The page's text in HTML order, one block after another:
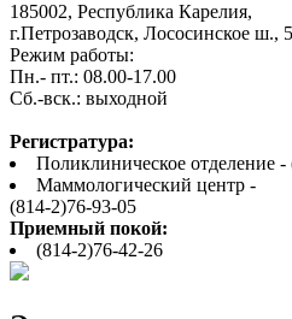
185002, Республика Карелия,
г.Петрозаводск, Лососинское ш., 5
Режим работы:
Пн.- пт.: 08.00-17.00
Cб.-вск.: выходной
Регистратура:
Поликлиническое отделение
Маммологический центр -
(814-2)76-93-05
Приемный покой:
(814-2)76-42-26